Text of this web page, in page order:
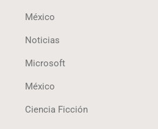
México
Noticias
Microsoft
México
Ciencia Ficción